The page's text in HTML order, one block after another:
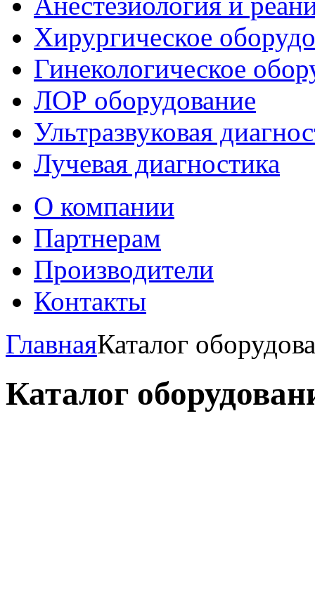
Хирургическое
Гинекологическое
ЛОР оборудование
Ультразвуковая
Лучевая диагностика
О компании
Партнерам
Производители
Контакты
ГлавнаяКаталог
Каталог